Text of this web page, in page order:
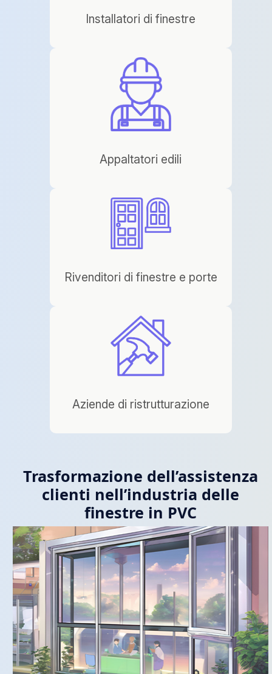
Installatori di finestre
Appaltatori edili
Rivenditori di finestre e porte
Aziende di ristrutturazione
Trasformazione dell’assistenza
clienti nell’industria delle
finestre in PVC